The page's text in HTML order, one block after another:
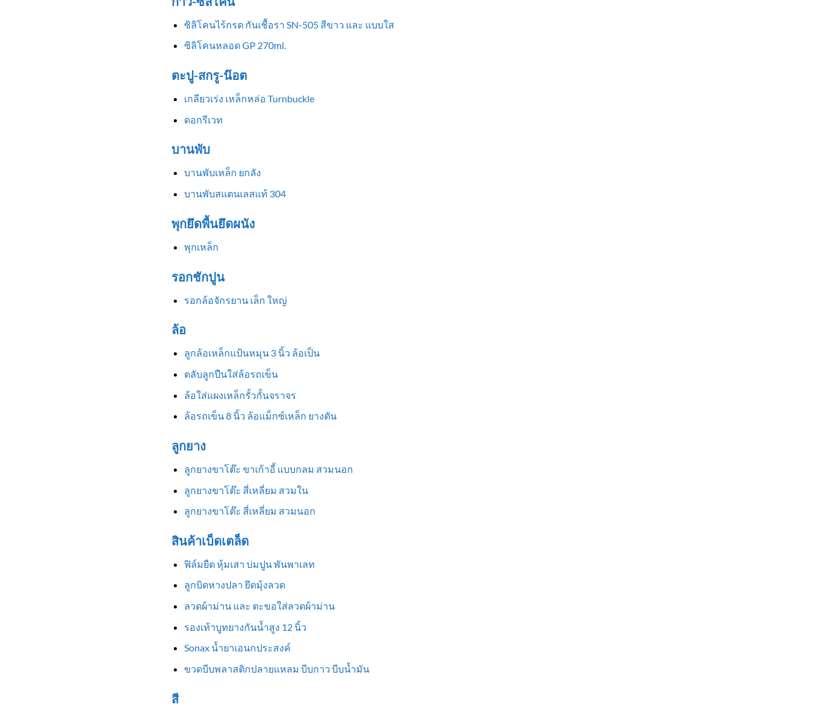
ซิลิโคนไร้กรด กันเชื้อรา SN-505 สีขาว และ แบบใส
ซิลิโคนหลอด GP 270ml.
ตะปู-สกรู-น๊อต
เกลียวเร่ง เหล็กหล่อ Turnbuckle
ดอกรีเวท
บานพับ
บานพับเหล็ก ยกลัง
บานพับสแตนเลสแท้ 304
พุกยึดพื้นยึดผนัง
พุกเหล็ก
รอกชักปูน
รอกล้อจักรยาน เล็ก ใหญ่
ล้อ
ลูกล้อเหล็กแป้นหมุน 3 นิ้ว ล้อเป็น
ตลับลูกปืนใส่ล้อรถเข็น
ล้อใส่แผงเหล็กรั้วกั้นจราจร
ล้อรถเข็น 8 นิ้ว ล้อแม็กซ์เหล็ก ยางตัน
ลูกยาง
ลูกยางขาโต๊ะ ขาเก้าอี้ แบบกลม สวมนอก
ลูกยางขาโต๊ะ สี่เหลี่ยม สวมใน
ลูกยางขาโต๊ะ สี่เหลี่ยม สวมนอก
สินค้าเบ็ดเตล็ด
ฟิล์มยืด หุ้มเสา บ่มปูน พันพาเลท
ลูกบิดหางปลา ยึดมุ้งลวด
ลวดผ้าม่าน และ ตะขอใส่ลวดผ้าม่าน
รองเท้าบูทยางกันน้ำสูง 12 นิ้ว
Sonax น้ำยาเอนกประสงค์
ขวดบีบพลาสติกปลายแหลม บีบกาว บีบน้ำมัน
สี